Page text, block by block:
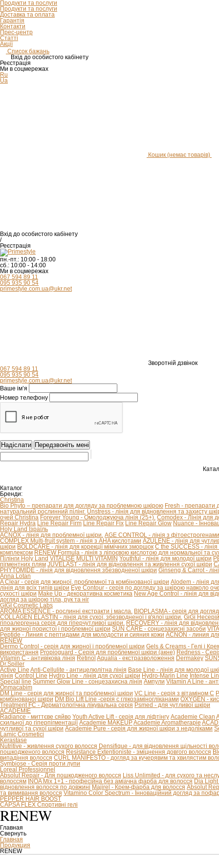
Продукти та послуги
Продукти та послуги
Доставка та оплата
Гарантія
Контакти
Прес-центр
Статті
Акції
Список бажань
Вхід до особистого кабінету
Реєстрація
Ми в соцмережах
Ru
Ua
Кошик (немає товарів)
Вхід до особистого кабінету
/
Реєстрація
пн.-пт.: 10:00 - 18:00
сб.: 10:00 - 14:00
Ми в соцмережах
067 594 89 11
095 935 90 54
primestyle.com.ua@ukr.net
Зворотній дзвінок
067 594 89 11
095 935 90 54
primestyle.com.ua@ukr.net
Ваше ім’я
Номер телефону
Каталог
Бренди:
Christina
Bio Phyto – препарати для догляду за проблемною шкірою Fresh - препарати
натуральний рослинний пілінг. Unstress - лінія для відновлення та захисту
очей Christina Forever Young - Омолоджуюча лінія (25+). Comodex - Лінія для
Repair Hydra Line Repair Firm Line Repair Fix Line Repair Glow Nuance -
Holy Land Ізраїль
ACNOX - лінія для проблемної шкіри. AGE CONTROL - лінія з
COMPLEX Multi-fruit system - лінія з AHA кислотами AZULENE - лінія для
шкіри BOLDCARE - лінія для корекції мімічних зморшок C the SUCCESS -
комплексом RENEW Formula - лінія з ліпоєвою кислотою для нормальної та
Пілінги Holy Land VITALISE MULTI VITAMIN Youthful - лінія для молодої шкіри
пігментних плям JUVELAST - лінія для відновлення та живлення сухої шкіри
PHYTOMIDE - лінія для відновлення збезводненої шкіри Ginseng & Carrot -
Anna Lotan
A Clear - серія для жирної, проблемної та комбінованої шкіри Alodem - лінія
лінія для всіх типів шкіри Eye Contour - серія по догляду за шкірою навколо
сухості шкіри Make Up - декоративна косметика New Age Control - лінія для
догляд за шкірою тіла, рук та ніг
GIGI Cosmetic Labs
AROMA ESSENCE - рослинні екстракти і масла. BIOPLASMA - серія для
COLLAGEN ELASTIN - лінія для сухої, збезводненої і в'ялої шкіри. GiGi
гіпоалергенна серія для гіперчутливої ​​шкіри. RECOVERY - лінія для
для жирної пористої і проблемної шкіри SUN CARE - сонцезахисні засоби
Peptide - Линия с пептидами для молодости и сияния кожи ACNON - линия
RENEW
Dermo Control - серія для жирної і проблемної шкіри Gels & Creams - Гелі і
використання Propioguard - Серія для проблемної шкіри (акне) Redness -
Vitamin C - антивікова лінія Retinol Aqualia - екстразволоження Dermakey
Dr.Spiller
Active Line Anti-Cellulite - антицелюлітна лінія Base Line - лінія для молодої
лінія Control Line Hydro Line - лінія для сухої шкіри Hydro-Marin Line Intense
Special line Summer Glow Line - сонцезахисна лінія Ампули Vitamin A Line -
Onmacabim
DM Line - серія для жирної та проблемної шкіри VC Line - серія з вітаміном С
комбінованої шкіри DM Bio Lift Line -cерія с глікозаміногліканами OXYGEN -
Treatment FC - Дерматологічна лікувальна серія Psmed - для чутливої шкіри
ACADEMIE
Radiance - миттєве сяйво Youth Active Lift - серія для ліфтінгу Academie Clean
схильної до гіперпігментації Academie MAKEUPAcademie Aromatherapie
чутливої та сухої шкіри Academie Pure - серія для жирної шкіри з недоліками
Lamic Cosmetici
Kerastase
Nutritive - живлення сухого волосся Densifique - для відновлення щільності
пошкодженого волосся Resistance Extentioniste - зміцнення довгого волосся
випадіння волосся CURL MANIFESTO - догляд за кучерявим та хвилястим
Symbiose - Серія проти лупи
Loreal Professionnel
Absolut Repair - Для пошкодженого волосся Liss Unlimited - для сухого та
волоссям INOA Mix 1+1 - професійна без аміачна фарба для волосся Dia Light
відновлення волосся по довжині Majirel - Крем-фарба для волосся Absolut
та вимивання волосся Vitamino Color Spectrum - Інноваційний догляд за
PEPPER HAIR BOOST
CAPSA FLEX Спортивні гелі
RENEW
Главная
Свернуть
Главная
Продукция
RENEW